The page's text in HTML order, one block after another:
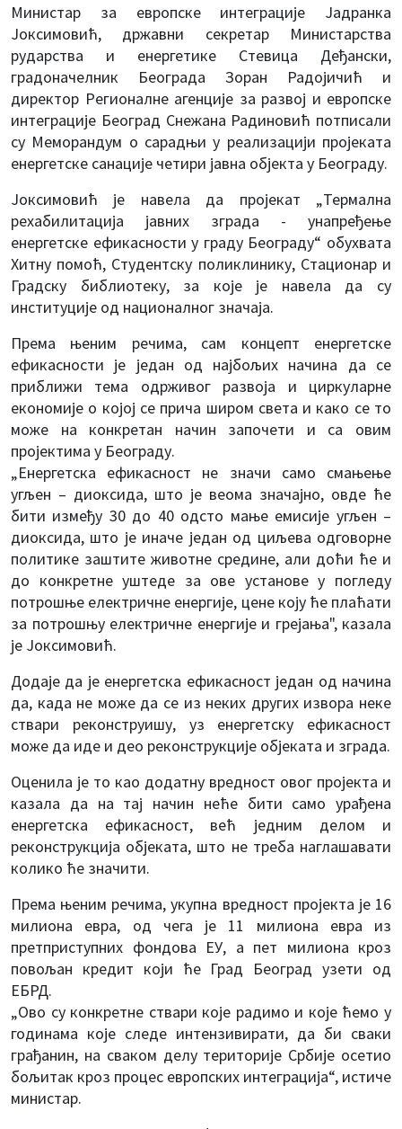
Министар за европске интеграције Јадранка
Јоксимовић, државни секретар Министарства
рударства и енергетике Стевица Деђански,
градоначелник Београда Зоран Радојичић и
директор Регионалне агенције за развој и европске
интеграције Београд Снежана Радиновић потписали
су Меморандум о сарадњи у реализацији пројеката
енергетске санације четири јавна објекта у Београду.
Јоксимовић је навела да пројекат „Термална
рехабилитација јавних зграда - унапређење
енергетске ефикасности у граду Београду“ обухвата
Хитну помоћ, Студентску поликлинику, Стационар и
Градску библиотеку, за које је навела да су
институције од националног значаја.
Према њеним речима, сам концепт енергетске
ефикасности је један од најбољих начина да се
приближи тема одрживог развоја и циркуларне
економије о којој се прича широм света и како се то
може на конкретан начин започети и са овим
пројектима у Београду.
„Енергетска ефикасност не значи само смањење
угљен – диоксида, што је веома значајно, овде ће
бити између 30 до 40 одсто мање емисије угљен –
диоксида, што је иначе један од циљева одговорне
политике заштите животне средине, али доћи ће и
до конкретне уштеде за ове установе у погледу
потрошње електричне енергије, цене коју ће плаћати
за потрошњу електричне енергије и грејања", казала
је Јоксимовић.
Додаје да је енергетска ефикасност један од начина
да, када не може да се из неких других извора неке
ствари реконструишу, уз енергетску ефикасност
може да иде и део реконструкције објеката и зграда.
Оценила је то као додатну вредност овог пројекта и
казала да на тај начин неће бити само урађена
енергетска ефикасност, већ једним делом и
реконструкција објеката, што не треба наглашавати
колико ће значити.
Према њеним речима, укупна вредност пројекта је 16
милиона евра, од чега је 11 милиона евра из
претприступних фондова ЕУ, а пет милиона кроз
повољан кредит који ће Град Београд узети од
ЕБРД.
„Ово су конкретне ствари које радимо и које ћемо у
годинама које следе интензивирати, да би сваки
грађанин, на сваком делу територије Србије осетио
бољитак кроз процес европских интеграција“, истиче
министар.